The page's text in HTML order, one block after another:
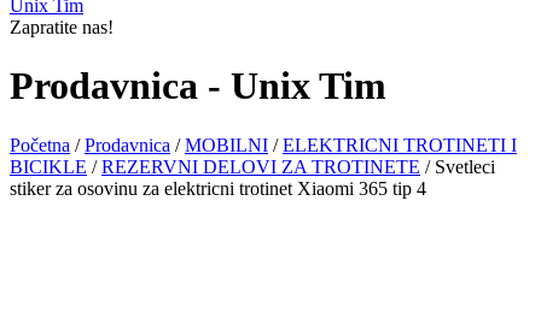
Unix Tim
Zapratite nas!
Prodavnica - Unix Tim
Početna /Prodavnica /MOBILNI /ELEKTRICNI TROTINETI I
BICIKLE /REZERVNI DELOVI ZA TROTINETE / Svetleci
stiker za osovinu za elektricni trotinet Xiaomi 365 tip 4